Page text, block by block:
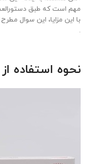
مهم است که طبق
با این مزایا، این سوال
.
نحوه استفاده